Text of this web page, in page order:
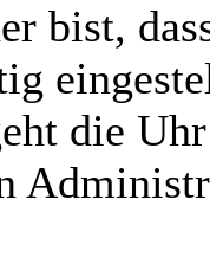
bist,
die